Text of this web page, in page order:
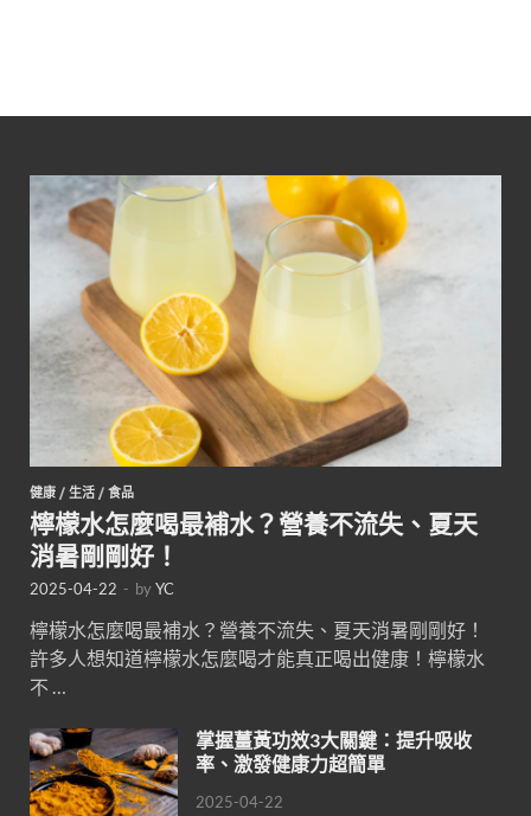
健康 / 生活 / 食品
檸檬水怎麼喝最補水？營養不流失、夏天
消暑剛剛好！
2025-04-22 - byYC
檸檬水怎麼喝最補水？營養不流失、夏天消暑剛剛好！
許多人想知道檸檬水怎麼喝才能真正喝出健康！檸檬水
不 …
掌握薑黃功效3大關鍵：提升吸收
率、激發健康力超簡單
2025-04-22